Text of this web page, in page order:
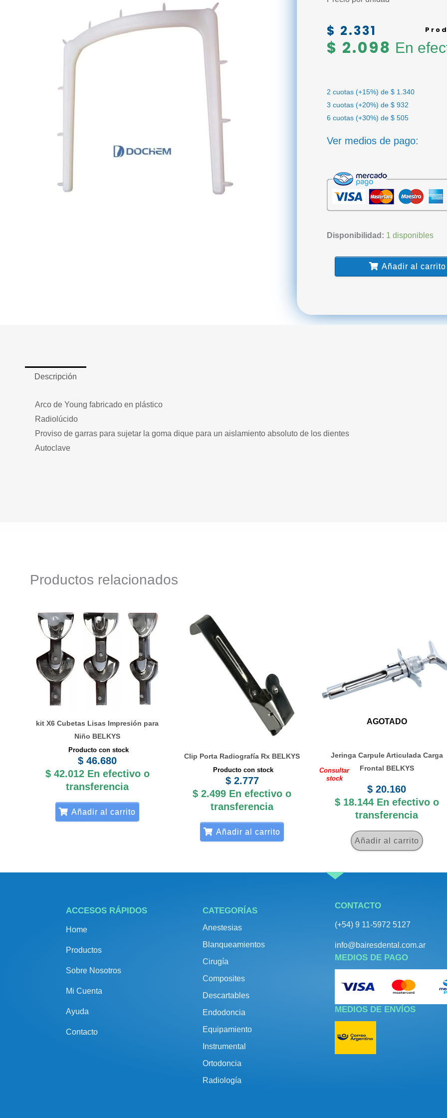
$ 2.331
$ 2.098 En
2 cuotas (+15%) de $ 1.340
3 cuotas (+20%) de $ 932
6 cuotas (+30%) de $ 505
Ver medios de pago:
Disponibilidad: 1 disponibles
Arco
Young
Plástico
cantidad
Añadir al carrito
Descripción
Arco de Young fabricado en plástico
Radiolúcido
Proviso de garras para sujetar la goma dique para un aislamiento absoluto de los dientes
Autoclave
Productos relacionados
kit X6 Cubetas Lisas Impresión para
Niño BELKYS
Producto con stock
$ 46.680
$42.012 En efectivo o
transferencia
Añadir al carrito
Clip Porta Radiografía Rx BELKYS
Producto con stock
$2.777
$ 2.499 En efectivo o
transferencia
Añadir al carrito
AGOTADO
Jeringa Carpule Articulada Carga
Frontal BELKYS
Consultar
stock
$ 20.160
$18.144 En efectivo o
transferencia
Añadir al carrito
ACCESOS RÁPIDOS
Home
Productos
Sobre Nosotros
Mi Cuenta
Ayuda
Contacto
CATEGORÍAS
Anestesias
Blanqueamientos
Cirugía
Composites
Descartables
Endodoncia
Equipamiento
Instrumental
Ortodoncia
Radiología
CONTACTO
(+54) 9 11-5972 5127
info@bairesdental.com.ar
MEDIOS DE PAGO
MEDIOS DE ENVÍOS